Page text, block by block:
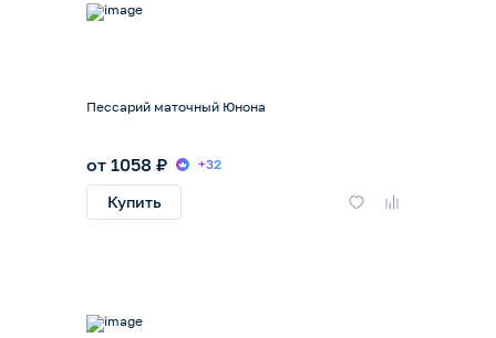
Пессарий маточный Юнона
от 1058 ₽ +32
Купить